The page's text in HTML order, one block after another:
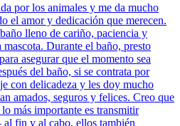
por los animales y me da mucho
el amor y dedicación que merecen.
lleno de cariño, paciencia y
Durante el baño, presto
asegurar que el momento sea
del baño, si se contrata por
con delicadeza y les doy mucho
amados, seguros y felices. Creo que
más importante es transmitir
fin y al cabo, ellos también